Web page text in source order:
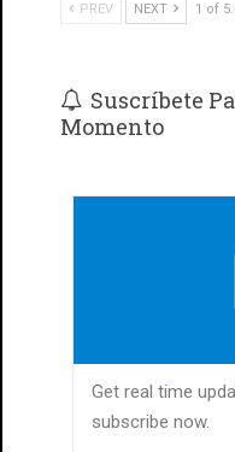
PREV NEXT 1 of
Suscríbete
Momento
Get real time
subscribe now.